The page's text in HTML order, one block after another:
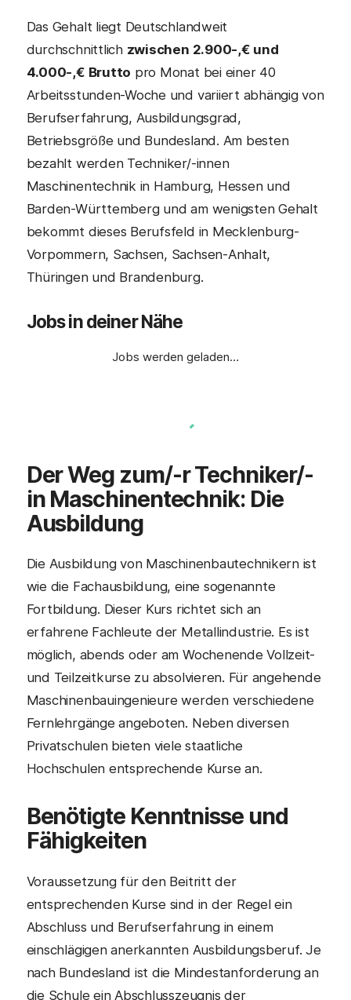
Das Gehalt liegt Deutschlandweit
durchschnittlich zwischen 2.900-,€ und
4.000-,€ Brutto pro Monat bei einer 40
Arbeitsstunden-Woche und variiert abhängig von
Berufserfahrung, Ausbildungsgrad,
Betriebsgröße und Bundesland. Am besten
bezahlt werden Techniker/-innen
Maschinentechnik in Hamburg, Hessen und
Barden-Württemberg und am wenigsten Gehalt
bekommt dieses Berufsfeld in Mecklenburg-
Vorpommern, Sachsen, Sachsen-Anhalt,
Thüringen und Brandenburg.
Jobs in deiner Nähe
Jobs werden geladen…
Der Weg zum/-rTechniker/-
in Maschinentechnik: Die
Ausbildung
Die Ausbildung von Maschinenbautechnikern ist
wie die Fachausbildung, eine sogenannte
Fortbildung. Dieser Kurs richtet sich an
erfahrene Fachleute der Metallindustrie. Es ist
möglich, abends oder am Wochenende Vollzeit-
und Teilzeitkurse zu absolvieren. Für angehende
Maschinenbauingenieure werden verschiedene
Fernlehrgänge angeboten. Neben diversen
Privatschulen bieten viele staatliche
Hochschulen entsprechende Kurse an.
Benötigte Kenntnisse und
Fähigkeiten
Voraussetzung für den Beitritt der
entsprechenden Kurse sind in der Regel ein
Abschluss und Berufserfahrung in einem
einschlägigen anerkannten Ausbildungsberuf. Je
nach Bundesland ist die Mindestanforderung an
die Schule ein Abschlusszeugnis der